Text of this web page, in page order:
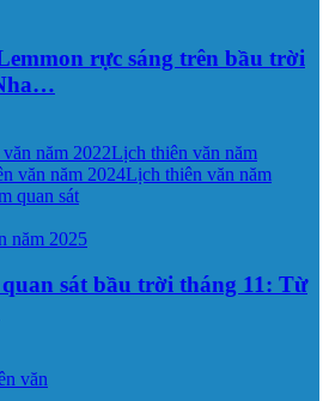
rực sáng trên bầu trời
năm 2022Lịch thiên văn năm
văn năm 2024Lịch thiên văn năm
quan sát
năm 2025
sát bầu trời tháng 11: Từ
văn